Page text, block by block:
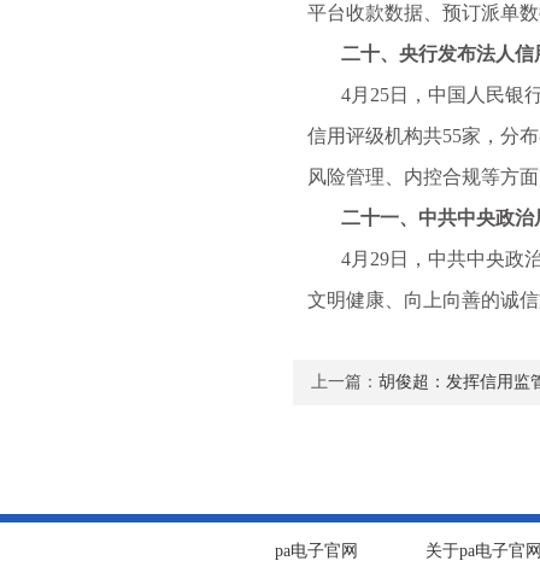
平台收款数据、预订派单
二十、央行发布法人信
4月25日，中国人民银行
信用评级机构共55家，分
风险管理、内控合规等方
二十一、中共中央政治
4月29日，中共中央政治
文明健康、向上向善的诚
上一篇： 胡俊超：发挥信用监
pa电子官网 关于pa电子官